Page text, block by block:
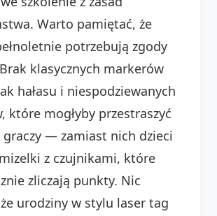
Warto pamiętać, że
potrzebują zgody
klasycznych markerów
hałasu i niespodziewanych
które mogłyby przestraszyć
graczy — zamiast nich dzieci
z czujnikami, które
zliczają punkty. Nic
urodziny w stylu laser tag